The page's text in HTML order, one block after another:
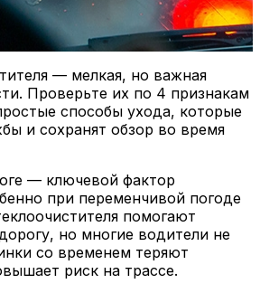
— мелкая, но важная
Проверьте их по 4 признакам
способы ухода, которые
и сохранят обзор во время
— ключевой фактор
при переменчивой погоде
помогают
но многие водители не
со временем теряют
риск на трассе.